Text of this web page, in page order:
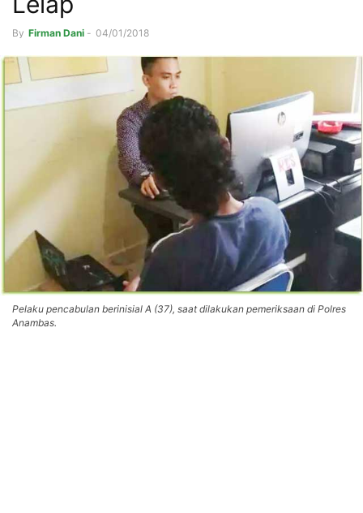
By Firman Dani - 04/01/2018
Pelaku pencabulan berinisial A (37), saat dilakukan pemeriksaan di Polres
Anambas.